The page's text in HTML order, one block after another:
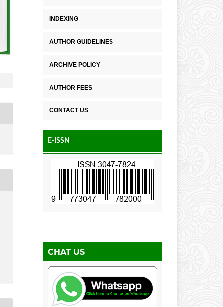
INDEXING
AUTHOR GUIDELINES
ARCHIVE POLICY
AUTHOR FEES
CONTACT US
E-ISSN
CHAT US